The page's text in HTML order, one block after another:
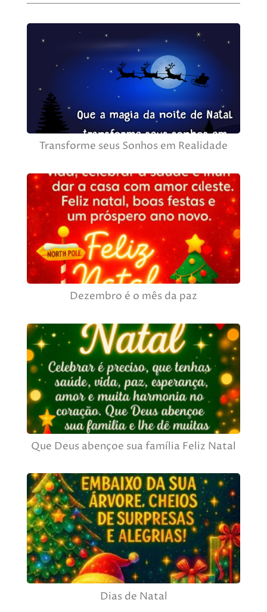
Transforme seus Sonhos em Realidade
Dezembro é o mês da paz
Que Deus abençoe sua família Feliz Natal
Dias de Natal